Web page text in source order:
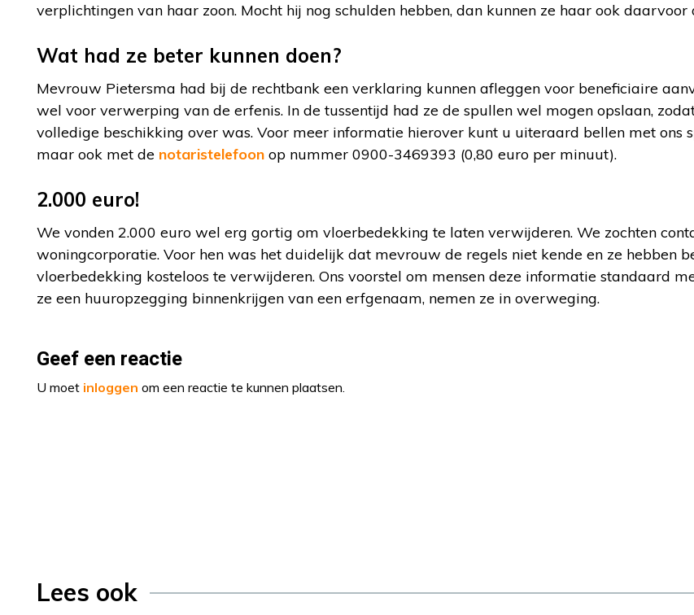
verplichtingen van haar zoon. Mocht hij nog schulden hebben, dan kunnen ze haar ook daarvoor
Wat had ze beter kunnen doen?
Mevrouw Pietersma had bij de rechtbank een verklaring kunnen afleggen voor beneficiaire
wel voor verwerping van de erfenis. In de tussentijd had ze de spullen wel mogen opslaan,
volledige beschikking over was. Voor meer informatie hierover kunt u uiteraard bellen met ons
maar ook met de notaristelefoon op nummer 0900-3469393 (0,80 euro per minuut).
2.000 euro!
We vonden 2.000 euro wel erg gortig om vloerbedekking te laten verwijderen. We zochten
woningcorporatie. Voor hen was het duidelijk dat mevrouw de regels niet kende en ze hebben
vloerbedekking kosteloos te verwijderen. Ons voorstel om mensen deze informatie standaard
ze een huuropzegging binnenkrijgen van een erfgenaam, nemen ze in overweging.
Geef een reactie
U moet inloggen om een reactie te kunnen plaatsen.
Lees ook